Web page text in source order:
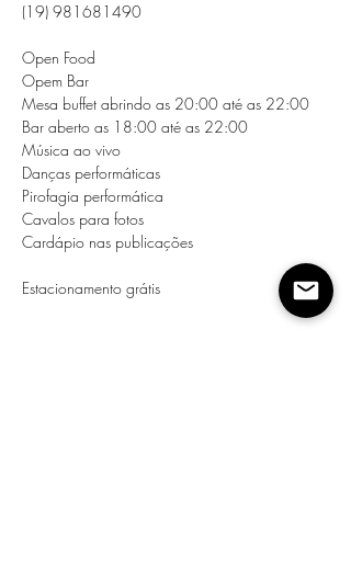
(19) 981681490
Open Food
Opem Bar
Mesa buffet abrindo as 20:00 até as 22:00
Bar aberto as 18:00 até as 22:00
Música ao vivo
Danças performáticas
Pirofagia performática
Cavalos para fotos
Cardápio nas publicações
Estacionamento grátis